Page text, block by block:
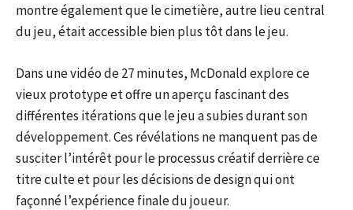
montre également que le cimetière, autre lieu central
du jeu, était accessible bien plus tôt dans le jeu.
Dans une vidéo de 27 minutes, McDonald explore ce
vieux prototype et offre un aperçu fascinant des
différentes itérations que le jeu a subies durant son
développement. Ces révélations ne manquent pas de
susciter l’intérêt pour le processus créatif derrière ce
titre culte et pour les décisions de design qui ont
façonné l’expérience finale du joueur.